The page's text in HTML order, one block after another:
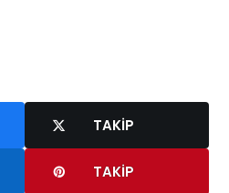
TAKIP
TAKIP